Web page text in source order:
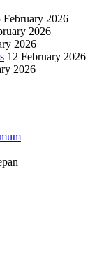
February 2026
2026
2026
12 February 2026
2026